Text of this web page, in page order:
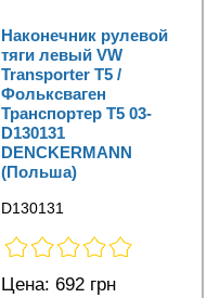
Наконечник рулевой
тяги левый VW
Transporter T5 /
Фольксваген
Транспортер Т5 03-
D130131
DENCKERMANN
(Польша)
D130131
Цена: 692 грн